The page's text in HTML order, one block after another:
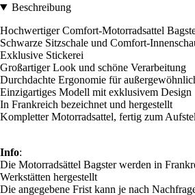
Beschreibung
Hochwertiger Comfort-Motorradsattel
Schwarze Sitzschale und Comfort-
Exklusive Stickerei
Großartiger Look und schöne Verarbeitung
Durchdachte Ergonomie für
Einzigartiges Modell mit exklusivem Design
In Frankreich bezeichnet und hergestellt
Kompletter Motorradsattel, fertig zum
Info:
Die Motorradsättel Bagster werden in
Werkstätten hergestellt
Die angegebene Frist kann je nach